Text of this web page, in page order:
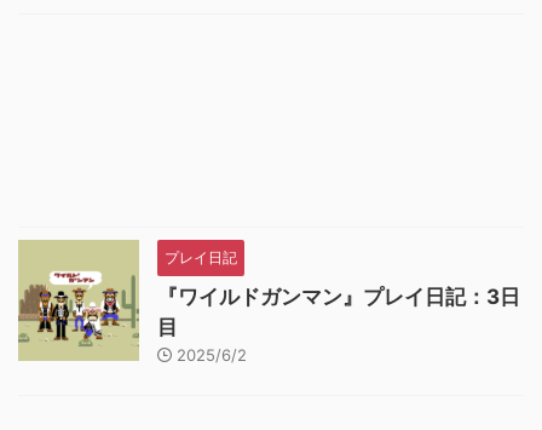
プレイ日記
『ワイルドガンマン』プレイ日記：3日
目
2025/6/2